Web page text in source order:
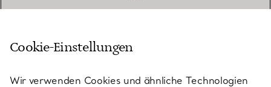
KUNDENSERVICE
Cookie-Einstellungen
Wir verwenden Cookies und ähnliche Technologien